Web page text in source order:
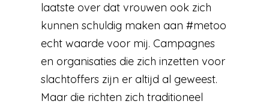
laatste over dat vrouwen ook zich
kunnen schuldig maken aan #metoo
echt waarde voor mij. Campagnes
en organisaties die zich inzetten voor
slachtoffers zijn er altijd al geweest.
Maar die richten zich traditioneel